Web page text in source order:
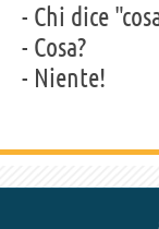
- Chi dice
- Cosa?
- Niente!